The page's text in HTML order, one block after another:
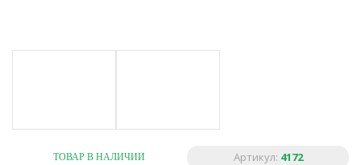
ТОВАР В НАЛИЧИИ Артикул: 4172